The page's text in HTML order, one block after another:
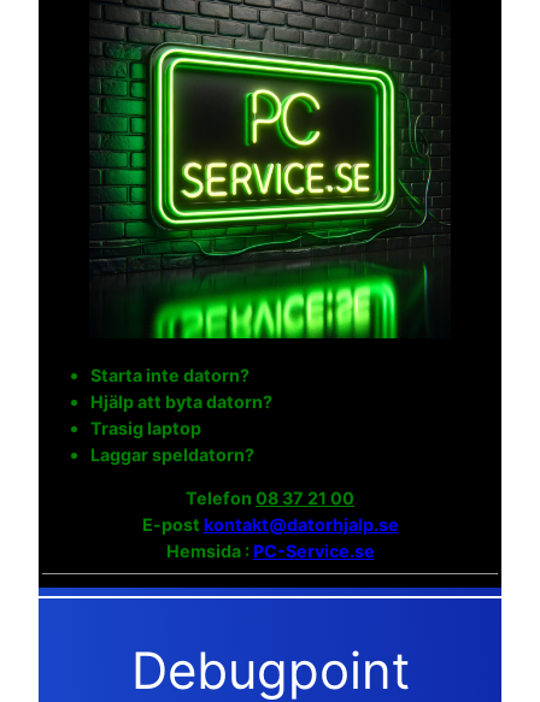
Starta inte datorn?
Hjälp att byta datorn?
Trasig laptop
Laggar speldatorn?
Telefon 08 37 21 00
E-post kontakt@datorhjalp.se
Hemsida :PC-Service.se
Debugpoint